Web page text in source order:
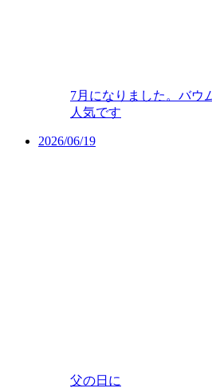
7月になりました。バウ
人気です
2026/06/19
父の日に